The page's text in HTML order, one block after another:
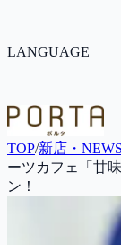
LANGUAGE
TOP/新店・NEWS
ーツカフェ「甘
ン！